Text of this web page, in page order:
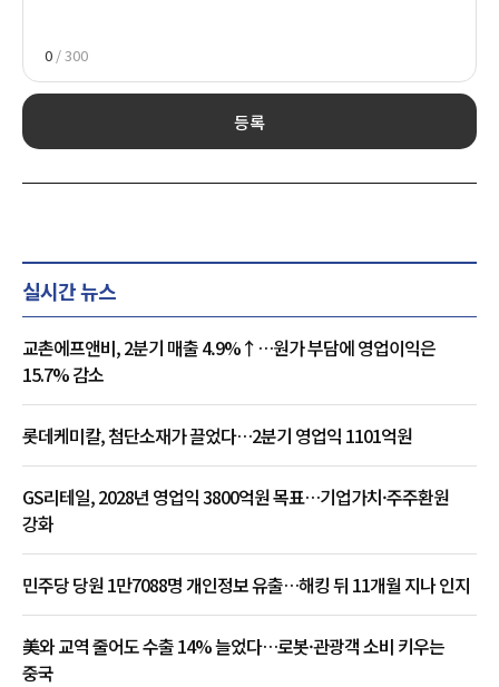
0 / 300
등록
실시간 뉴스
교촌에프앤비, 2분기 매출 4.9%↑…원가 부담에 영업이익은
15.7% 감소
롯데케미칼, 첨단소재가 끌었다…2분기 영업익 1101억원
GS리테일, 2028년 영업익 3800억원 목표…기업가치·주주환원
강화
민주당 당원 1만7088명 개인정보 유출…해킹 뒤 11개월 지나 인지
美와 교역 줄어도 수출 14% 늘었다…로봇·관광객 소비 키우는
중국